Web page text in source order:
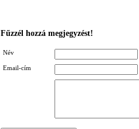
Fűzzél hozzá megjegyzést!
Név
Email-cím